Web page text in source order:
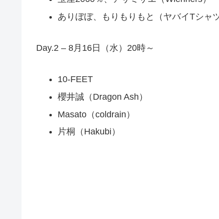
ありぼぼ、もりもりもと（ヤバイTシャ
Day.2 – 8月16日（水）20時～
10-FEET
櫻井誠（Dragon Ash）
Masato（coldrain）
片桐（Hakubi）